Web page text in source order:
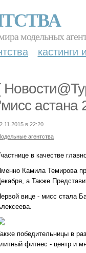
модельных
кастинги
астана
в 22:20
агентства
в качестве
Камила Темирова
а Также
вице - мисс стала
победительницы в
фитнес - центр и